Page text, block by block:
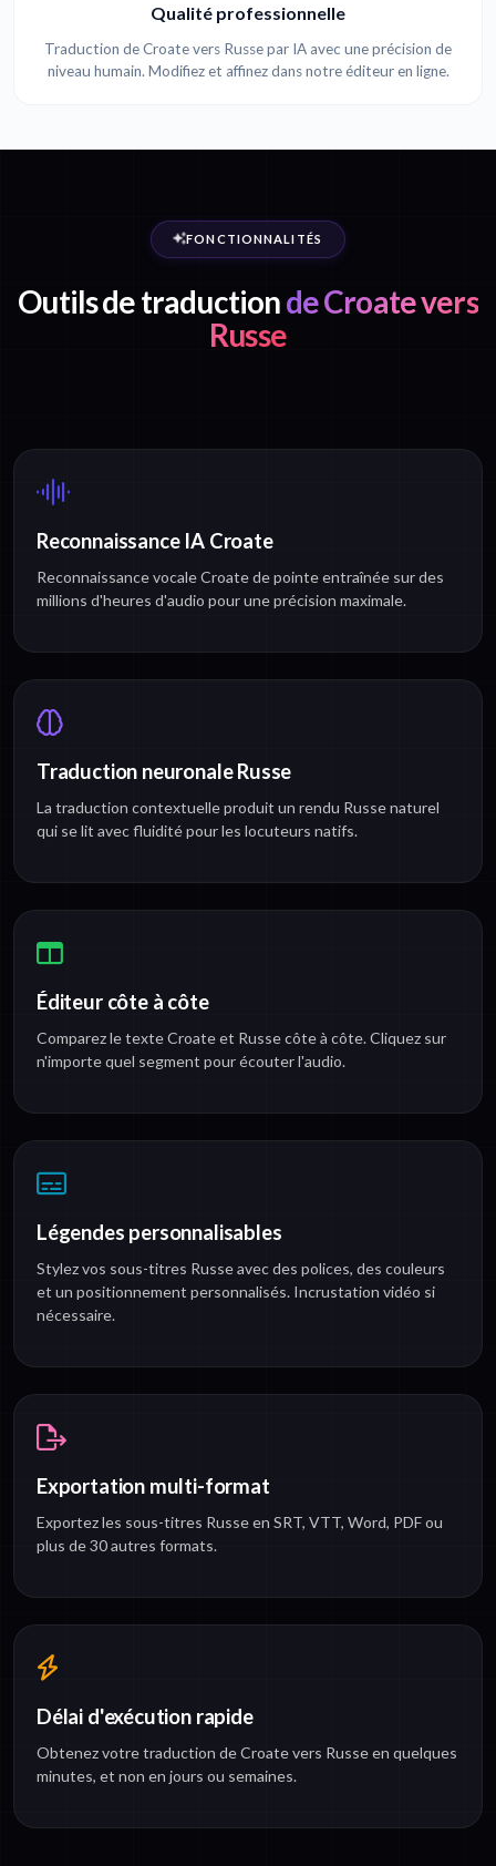
Qualité professionnelle
Traduction de Croate vers Russe par IA avec une précision de
niveau humain. Modifiez et affinez dans notre éditeur en ligne.
FONCTIONNALITÉS
Outils de traductionde Croate vers
Russe
Reconnaissance IA Croate
Reconnaissance vocale Croate de pointe entraînée sur des
millions d'heures d'audio pour une précision maximale.
Traduction neuronale Russe
La traduction contextuelle produit un rendu Russe naturel
qui se lit avec fluidité pour les locuteurs natifs.
Éditeur côte à côte
Comparez le texte Croate et Russe côte à côte. Cliquez sur
n'importe quel segment pour écouter l'audio.
Légendes personnalisables
Stylez vos sous-titres Russe avec des polices, des couleurs
et un positionnement personnalisés. Incrustation vidéo si
nécessaire.
Exportation multi-format
Exportez les sous-titres Russe en SRT, VTT, Word, PDF ou
plus de 30 autres formats.
Délai d'exécution rapide
Obtenez votre traduction de Croate vers Russe en quelques
minutes, et non en jours ou semaines.